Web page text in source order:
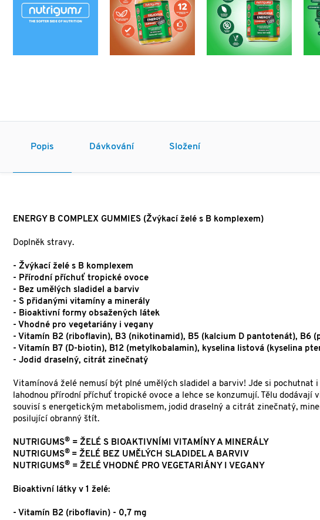
Popis Dávkování Složení
ENERGY B COMPLEX GUMMIES (Žvýkací želé s B komplexem)
Doplněk stravy.
- Žvýkací želé s B komplexem
- Přírodní příchuť tropické ovoce
- Bez umělých sladidel a barviv
- S přidanými vitamíny a minerály
- Bioaktivní formy obsažených látek
- Vhodné pro vegetariány i vegany
- Vitamín B2 (riboflavin), B3 (nikotinamid), B5 (kalcium D pantotenát), B6
- Vitamín B7 (D-biotin), B12 (metylkobalamin), kyselina listová (kyselina
- Jodid draselný, citrát zinečnatý
Vitamínová želé nemusí být plné umělých sladidel a barviv! Jde si
lahodnou přírodní příchuť tropické ovoce a lehce se konzumují. Tělu dodávají
souvisí s energetickým metabolismem, jodid draselný a citrát zinečnatý,
posilující obranný štít.
NUTRIGUMS® = ŽELÉ S BIOAKTIVNÍMI VITAMÍNY A MINERÁLY
NUTRIGUMS® = ŽELÉ BEZ UMĚLÝCH SLADIDEL A BARVIV
NUTRIGUMS® = ŽELÉ VHODNÉ PRO VEGETARIÁNY I VEGANY
Bioaktivní látky v 1 želé:
- Vitamín B2 (riboflavin) - 0,7 mg